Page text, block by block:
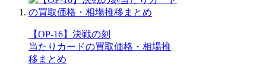
【OP-16】決戦の刻
当たりカードの買取価格・相場推
移まとめ